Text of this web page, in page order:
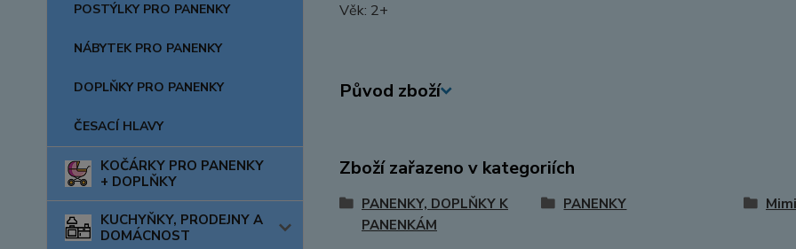
POSTÝLKY PRO PANENKY
NÁBYTEK PRO PANENKY
DOPLŇKY PRO PANENKY
ČESACÍ HLAVY
KOČÁRKY PRO PANENKY
+ DOPLŇKY
KUCHYŇKY, PRODEJNY A
DOMÁCNOST
Věk: 2+
Původ zboží
Zboží zařazeno v kategoriích
PANENKY, DOPLŇKY K
PANENKÁM
PANENKY